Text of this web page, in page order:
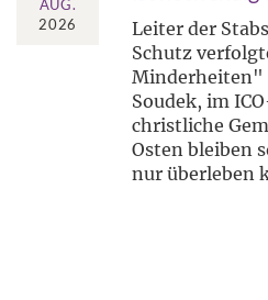
AUG.
2026
Leiter der
Schutz
Minderheiten"
Soudek, im
christliche
Osten bleiben
nur überleben